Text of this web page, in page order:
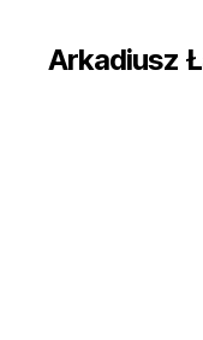
Arkadiusz